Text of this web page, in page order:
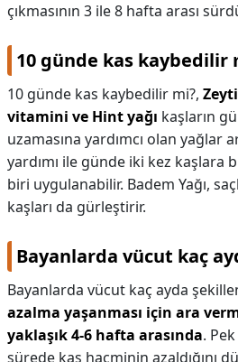
çıkmasının 3 ile 8 hafta arası
10 günde kas kaybedilir
10 günde kas kaybedilir mi?,
vitamini ve Hint yağı kaşların
uzamasına yardımcı olan yağlar
yardımı ile günde iki kez kaşlara
biri uygulanabilir. Badem Yağı,
kaşları da gürleştirir.
Bayanlarda vücut kaç
Bayanlarda vücut kaç ayda
azalma yaşanması için ara
yaklaşık 4-6 hafta arasında.
sürede kas hacminin azaldığını